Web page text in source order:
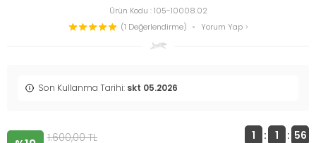
Ürün Kodu :105-10008.02
(1 Değerlendirme)
Yorum Yap
Son Kullanma Tarihi: skt 05.2026
1.600,00TL 1 : 1 : 56